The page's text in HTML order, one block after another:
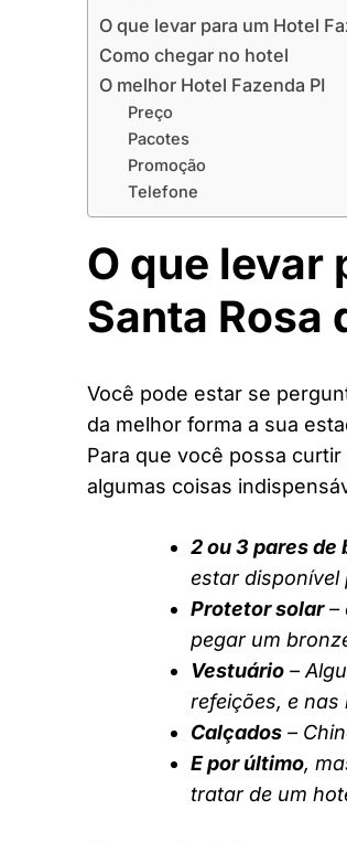
O que levar para um Hotel
Como chegar no hotel
O melhor Hotel Fazenda PI
Preço
Pacotes
Promoção
Telefone
O que levar
Santa Rosa
Você pode estar se
da melhor forma a sua
Para que você possa
algumas coisas
2 ou 3 pares de
estar disponível
Protetor solar–
pegar um
Vestuário –
refeições, e
Calçados –
E por último,
tratar de um